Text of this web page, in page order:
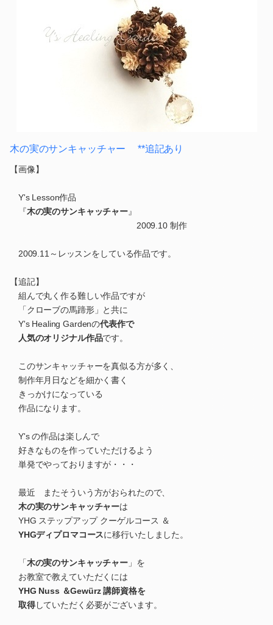
木の実のサンキャッチャー **追記あり
【画像】
Y's Lesson作品
『木の実のサンキャッチャー』
2009.10 制作
2009.11～レッスンをしている作品です。
【追記】
組んで丸く作る難しい作品ですが
「クローブの馬蹄形」と共に
Y's Healing Gardenの代表作で
人気のオリジナル作品です。
このサンキャッチャーを真似る方が多く、
制作年月日などを細かく書く
きっかけになっている
作品になります。
Y's の作品は楽しんで
好きなものを作っていただけるよう
単発でやっておりますが・・・
最近 またそういう方がおられたので、
木の実のサンキャッチャーは
YHG ステップアップ クーゲルコース ＆
YHGディプロマコースに移行いたしました。
「木の実のサンキャッチャー 」を
お教室で教えていただくには
YHG Nuss ＆Gewürz 講師資格を
取得していただく必要がございます。